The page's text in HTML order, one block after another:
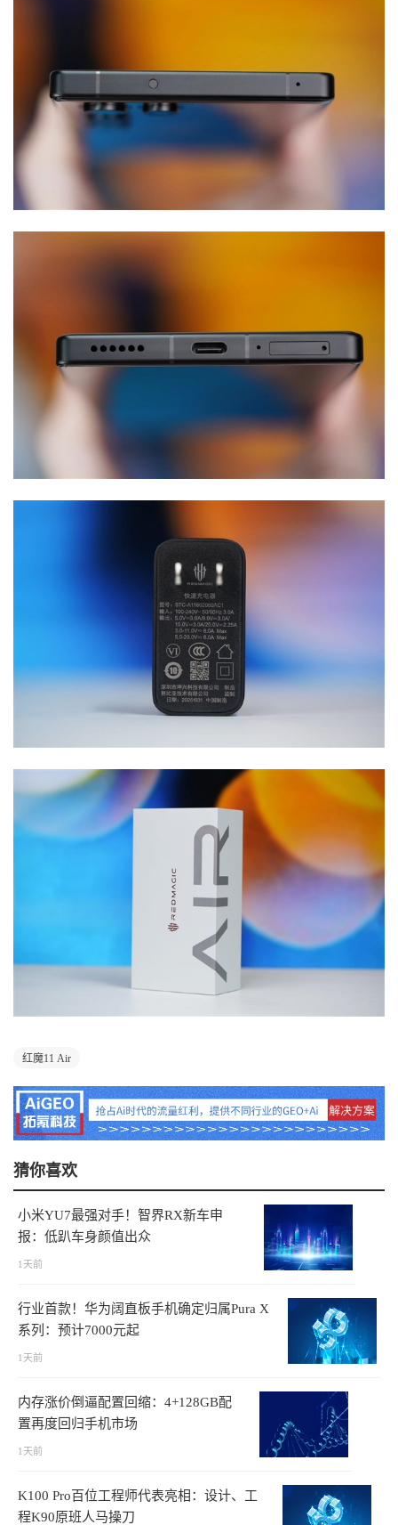
红魔11 Air
猜你喜欢
小米YU7最强对手！智界RX新车申
报：低趴车身颜值出众
1天前
行业首款！华为阔直板手机确定归属Pura X
系列：预计7000元起
1天前
内存涨价倒逼配置回缩：4+128GB配
置再度回归手机市场
1天前
K100 Pro百位工程师代表亮相：设计、工
程K90原班人马操刀